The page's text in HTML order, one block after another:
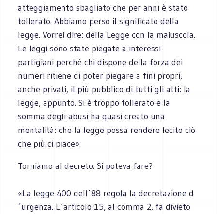
atteggiamento sbagliato che per anni è stato
tollerato. Abbiamo perso il significato della
legge. Vorrei dire: della Legge con la maiuscola.
Le leggi sono state piegate a interessi
partigiani perché chi dispone della forza dei
numeri ritiene di poter piegare a fini propri,
anche privati, il più pubblico di tutti gli atti: la
legge, appunto. Si è troppo tollerato e la
somma degli abusi ha quasi creato una
mentalità: che la legge possa rendere lecito ciò
che più ci piace».
Torniamo al decreto. Si poteva fare?
«La legge 400 dell´88 regola la decretazione d
´urgenza. L´articolo 15, al comma 2, fa divieto